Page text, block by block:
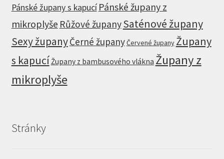
Pánské župany s kapucí Pánské župany z
mikroplyše Růžové županySaténové župany
Sexy županyČerné županyČervené župany Župany
s kapucíŽupany z bambusového vlákna Župany z
mikroplyše
Stránky